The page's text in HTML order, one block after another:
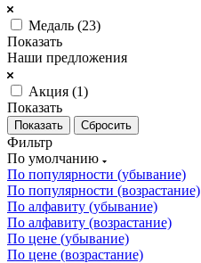
Медаль (23)
Показать
Наши предложения
Акция (1)
Показать
Сбросить
Фильтр
По умолчанию
По популярности (убывание)
По популярности (возрастание)
По алфавиту (убывание)
По алфавиту (возрастание)
По цене (убывание)
По цене (возрастание)